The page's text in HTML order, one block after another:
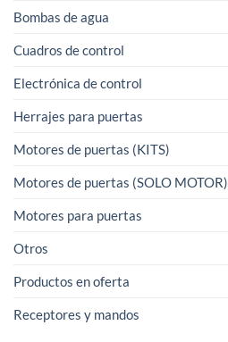
Bombas de agua
Cuadros de control
Electrónica de control
Herrajes para puertas
Motores de puertas (KITS)
Motores de puertas (SOLO MOTOR)
Motores para puertas
Otros
Productos en oferta
Receptores y mandos